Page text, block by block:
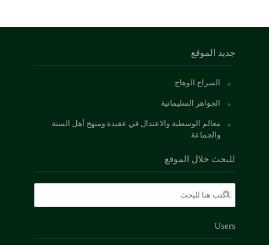
جديد الموقع
السراج الوهاج
الجواهر السليمانية
معالم الوسطية والاعتدال في عقيدة ومنهج أهل السنة
والجماعة
للبحث خلال الموقع
Users